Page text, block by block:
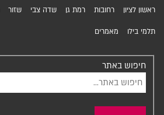
ראשון לציון רחובות רמת גן שדה צבי שזור
תלמי בילו מאמרים
חיפוש באתר